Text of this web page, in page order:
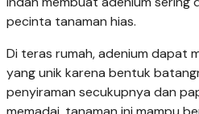
pecinta tanaman hias.
Di teras rumah, adenium dapat
yang unik karena bentuk
penyiraman secukupnya dan